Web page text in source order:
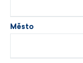
Město